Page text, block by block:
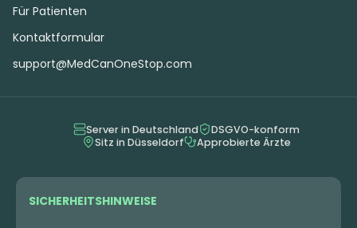
Hybrid Blüten
Bathera 33 CA CJ
0(0)
6.90 € 6.90 €
Für Patienten
Kontaktformular
support@MedCanOneStop.com
Server in Deutschland
DSGVO-konform
Sitz in Düsseldorf
Approbierte Ärzte
SICHERHEITSHINWEISE